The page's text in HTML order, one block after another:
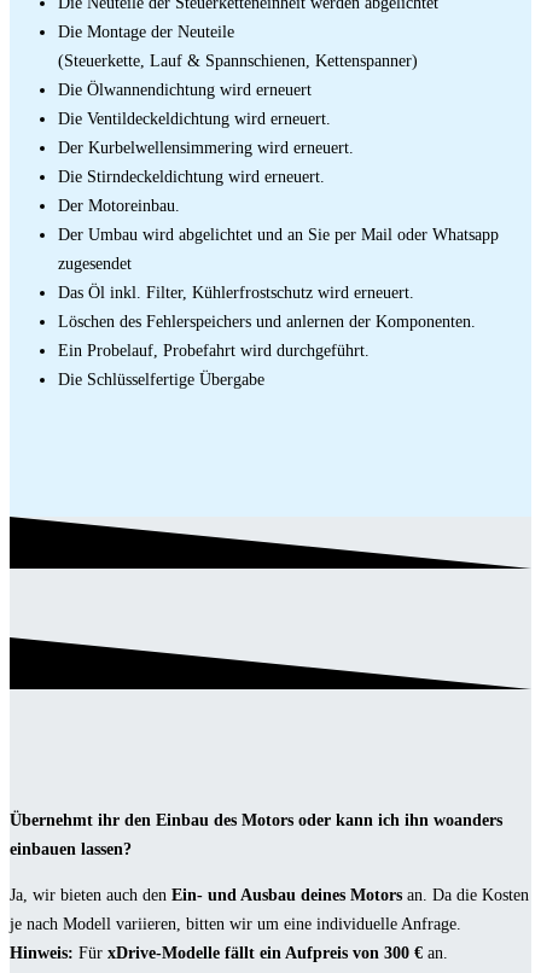
Die Montage der Neuteile
(Steuerkette, Lauf & Spannschienen, Kettenspanner)
Die Ölwannendichtung wird erneuert
Die Ventildeckeldichtung wird erneuert.
Der Kurbelwellensimmering wird erneuert.
Die Stirndeckeldichtung wird erneuert.
Der Motoreinbau.
Der Umbau wird abgelichtet und an Sie per Mail oder Whatsapp
zugesendet
Das Öl inkl. Filter, Kühlerfrostschutz wird erneuert.
Löschen des Fehlerspeichers und anlernen der Komponenten.
Ein Probelauf, Probefahrt wird durchgeführt.
Die Schlüsselfertige Übergabe
Übernehmt ihr den Einbau des Motors oder kann ich ihn woanders
einbauen lassen?
Ja, wir bieten auch den Ein- und Ausbau deines Motors an. Da die Kosten
je nach Modell variieren, bitten wir um eine individuelle Anfrage.
Hinweis: Für xDrive-Modelle fällt ein Aufpreis von 300 € an.